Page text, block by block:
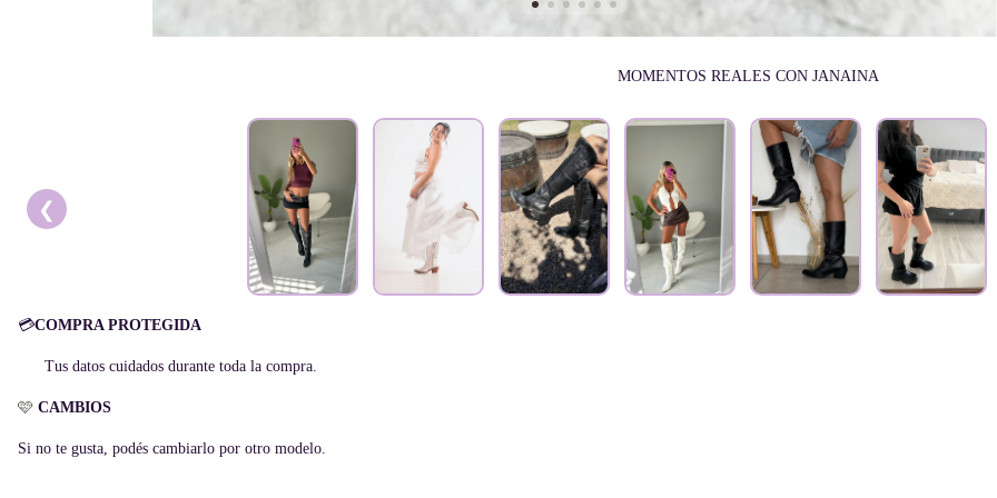
MOMENTOS REALES CON JANAINA
❮
💳COMPRA PROTEGIDA
Tus datos cuidados durante toda la compra.
🩷 CAMBIOS
Si no te gusta, podés cambiarlo por otro modelo.